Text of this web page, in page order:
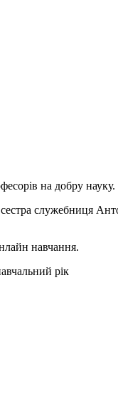
на добру науку.
служебниця
навчання.
рік